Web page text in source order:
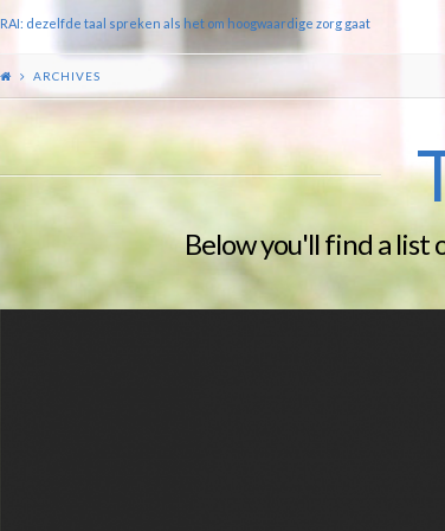
RAI: dezelfde taal spreken als het om hoogwaardige zorg gaat
ARCHIVES
Below you'll find a list